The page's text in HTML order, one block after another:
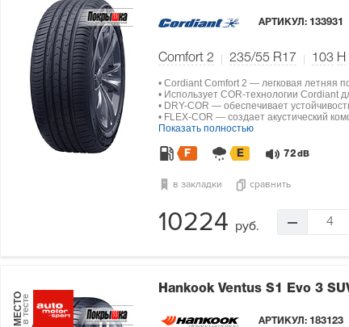
АРТИКУЛ: 133931
Comfort 2 235/55 R17 103 H
• Cordiant Comfort 2 — легковая летняя
• Использует COR-технологии Cordiant
• DRY-COR — обеспечивает
• FLEX-COR — создает акустический
Показать полностью
F E 72 dB
в закладки сравнить
10224 руб. 4
МЕСТОв тесте
Hankook Ventus S1 Evo 3
АРТИКУЛ: 183123